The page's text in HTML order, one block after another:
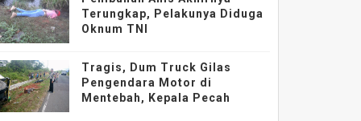
Terungkap, Pelakunya Diduga
Oknum TNI
Tragis, Dum Truck Gilas
Pengendara Motor di
Mentebah, Kepala Pecah